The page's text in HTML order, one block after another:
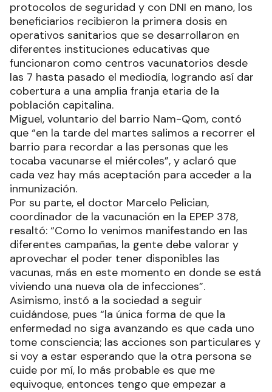
protocolos de seguridad y con DNI en mano, los
beneficiarios recibieron la primera dosis en
operativos sanitarios que se desarrollaron en
diferentes instituciones educativas que
funcionaron como centros vacunatorios desde
las 7 hasta pasado el mediodía, logrando así dar
cobertura a una amplia franja etaria de la
población capitalina.
Miguel, voluntario del barrio Nam-Qom, contó
que “en la tarde del martes salimos a recorrer el
barrio para recordar a las personas que les
tocaba vacunarse el miércoles”, y aclaró que
cada vez hay más aceptación para acceder a la
inmunización.
Por su parte, el doctor Marcelo Pelician,
coordinador de la vacunación en la EPEP 378,
resaltó: “Como lo venimos manifestando en las
diferentes campañas, la gente debe valorar y
aprovechar el poder tener disponibles las
vacunas, más en este momento en donde se está
viviendo una nueva ola de infecciones”.
Asimismo, instó a la sociedad a seguir
cuidándose, pues “la única forma de que la
enfermedad no siga avanzando es que cada uno
tome consciencia; las acciones son particulares y
si voy a estar esperando que la otra persona se
cuide por mí, lo más probable es que me
equivoque, entonces tengo que empezar a